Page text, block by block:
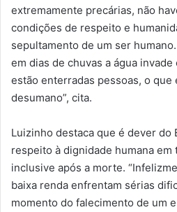
extremamente precárias, não
condições de respeito e
sepultamento de um ser
em dias de chuvas a água
estão enterradas pessoas, o que
desumano”, cita.
Luizinho destaca que é dever do
respeito à dignidade humana em
inclusive após a morte.
baixa renda enfrentam sérias
momento do falecimento de um